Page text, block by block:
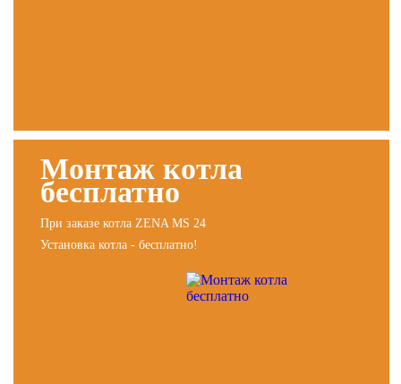
Монтаж котла
бесплатно
При заказе котла ZENA MS 24
Установка котла - бесплатно!